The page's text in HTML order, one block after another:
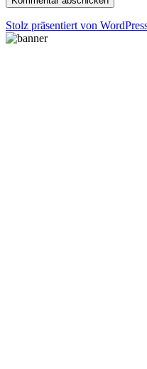
Stolz präsentiert von